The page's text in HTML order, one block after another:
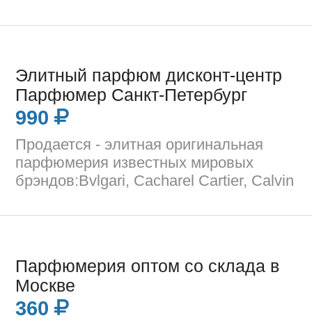
Элитный парфюм дисконт-центр
Парфюмер Санкт-Петербург
990
Продается - элитная оригинальная
парфюмерия известных мировых
брэндов:Bvlgari, Cacharel Cartier, Calvin
Парфюмерия оптом со склада в
Москве
360